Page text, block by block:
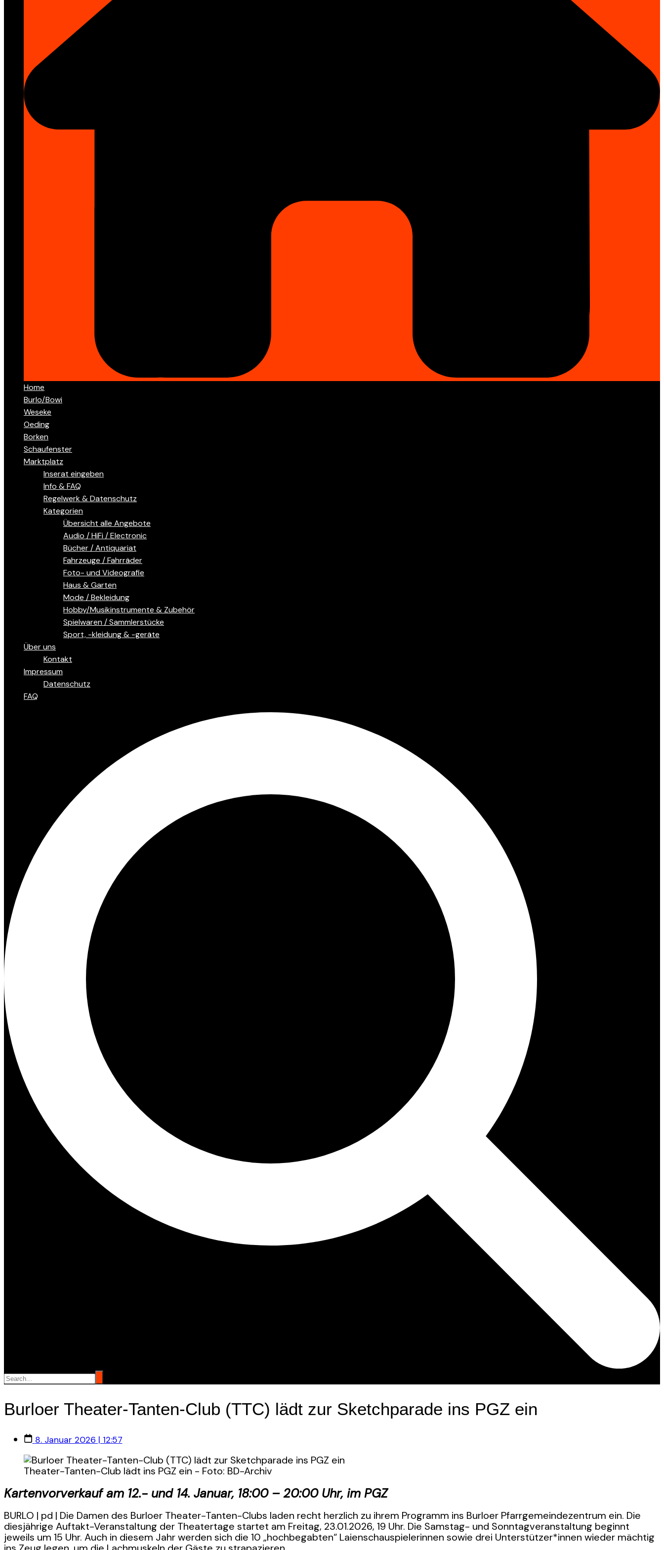
Home
Burlo/Bowi
Weseke
Oeding
Borken
Schaufenster
Marktplatz
Inserat eingeben
Info & FAQ
Regelwerk & Datenschutz
Kategorien
Übersicht alle Angebote
Audio / HiFi / Electronic
Bücher / Antiquariat
Fahrzeuge / Fahrräder
Foto- und Videografie
Haus & Garten
Mode / Bekleidung
Hobby/Musikinstrumente & Zubehör
Spielwaren / Sammlerstücke
Sport, -kleidung & -geräte
Über uns
Kontakt
Impressum
Datenschutz
FAQ
Burloer Theater-Tanten-Club (TTC) lädt zur Sketchparade ins PGZ ein
8. Januar 2026 | 12:57
Theater-Tanten-Club lädt ins PGZ ein - Foto: BD-Archiv
Kartenvorverkauf am 12.- und 14. Januar, 18:00 – 20:00 Uhr, im PGZ
BURLO | pd | Die Damen des Burloer Theater-Tanten-Clubs laden recht herzlich zu ihrem Programm ins Burloer Pfarrgemeindezentrum ein. Die
diesjährige Auftakt-Veranstaltung der Theatertage startet am Freitag, 23.01.2026, 19 Uhr. Die Samstag- und Sonntagveranstaltung beginnt
jeweils um 15 Uhr. Auch in diesem Jahr werden sich die 10 „hochbegabten“ Laienschauspielerinnen sowie drei Unterstützer*innen wieder mächtig